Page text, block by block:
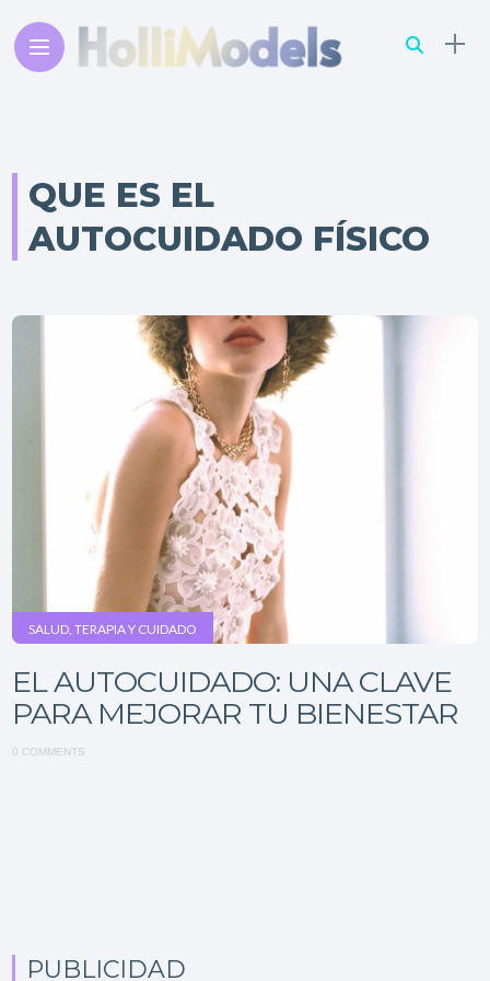
QUE ES EL
AUTOCUIDADO FÍSICO
SALUD, TERAPIA Y CUIDADO
EL AUTOCUIDADO: UNA CLAVE
PARA MEJORAR TU BIENESTAR
0 COMMENTS
PUBLICIDAD